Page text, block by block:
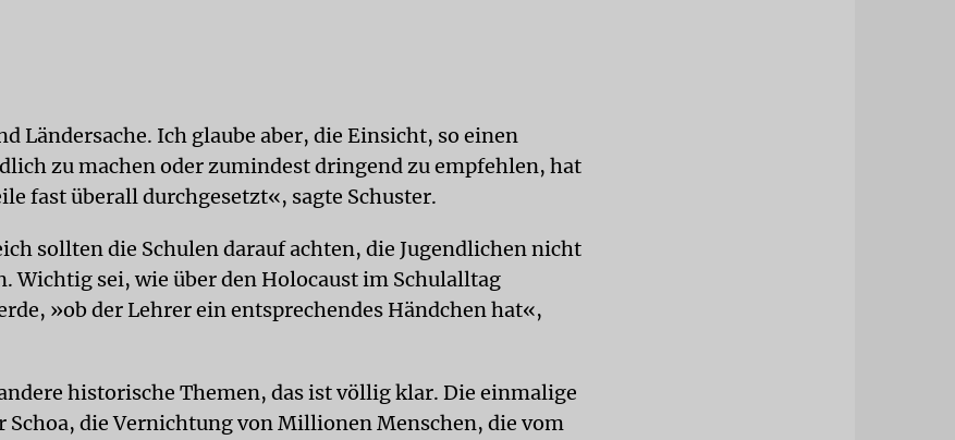
Ländersache. Ich glaube aber, die Einsicht, so einen
zu machen oder zumindest dringend zu empfehlen, hat
fast überall durchgesetzt«, sagte Schuster.
sollten die Schulen darauf achten, die Jugendlichen nicht
Wichtig sei, wie über den Holocaust im Schulalltag
»ob der Lehrer ein entsprechendes Händchen hat«,
historische Themen, das ist völlig klar. Die einmalige
Schoa, die Vernichtung von Millionen Menschen, die vom